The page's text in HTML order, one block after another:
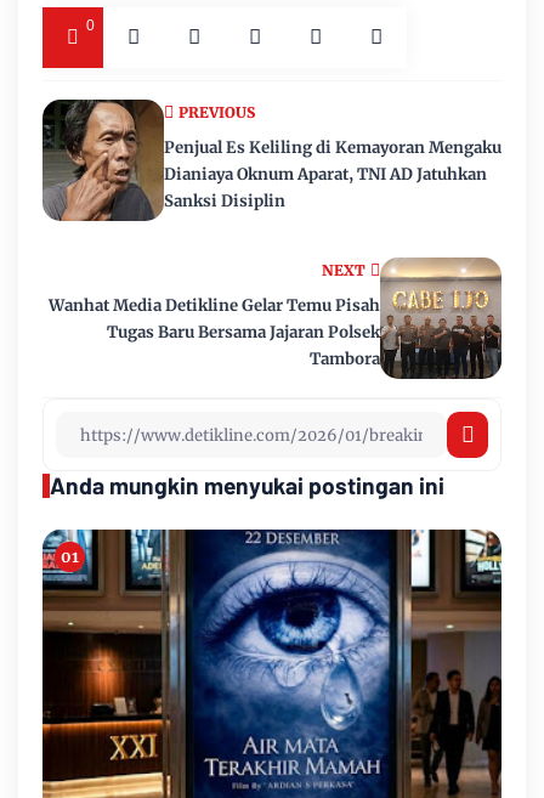
0
NEXT
Wanhat Media Detikline Gelar Temu Pisah
Tugas Baru Bersama Jajaran Polsek
Tambora
PREVIOUS
Penjual Es Keliling di Kemayoran Mengaku
Dianiaya Oknum Aparat, TNI AD Jatuhkan
Sanksi Disiplin
Anda mungkin menyukai postingan ini